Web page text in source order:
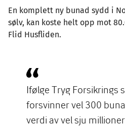
En komplett ny bunad sydd i
sølv, kan koste helt opp mot
Flid Husfliden.
Ifølge Tryg Forsikrings
forsvinner vel 300
verdi av vel sju